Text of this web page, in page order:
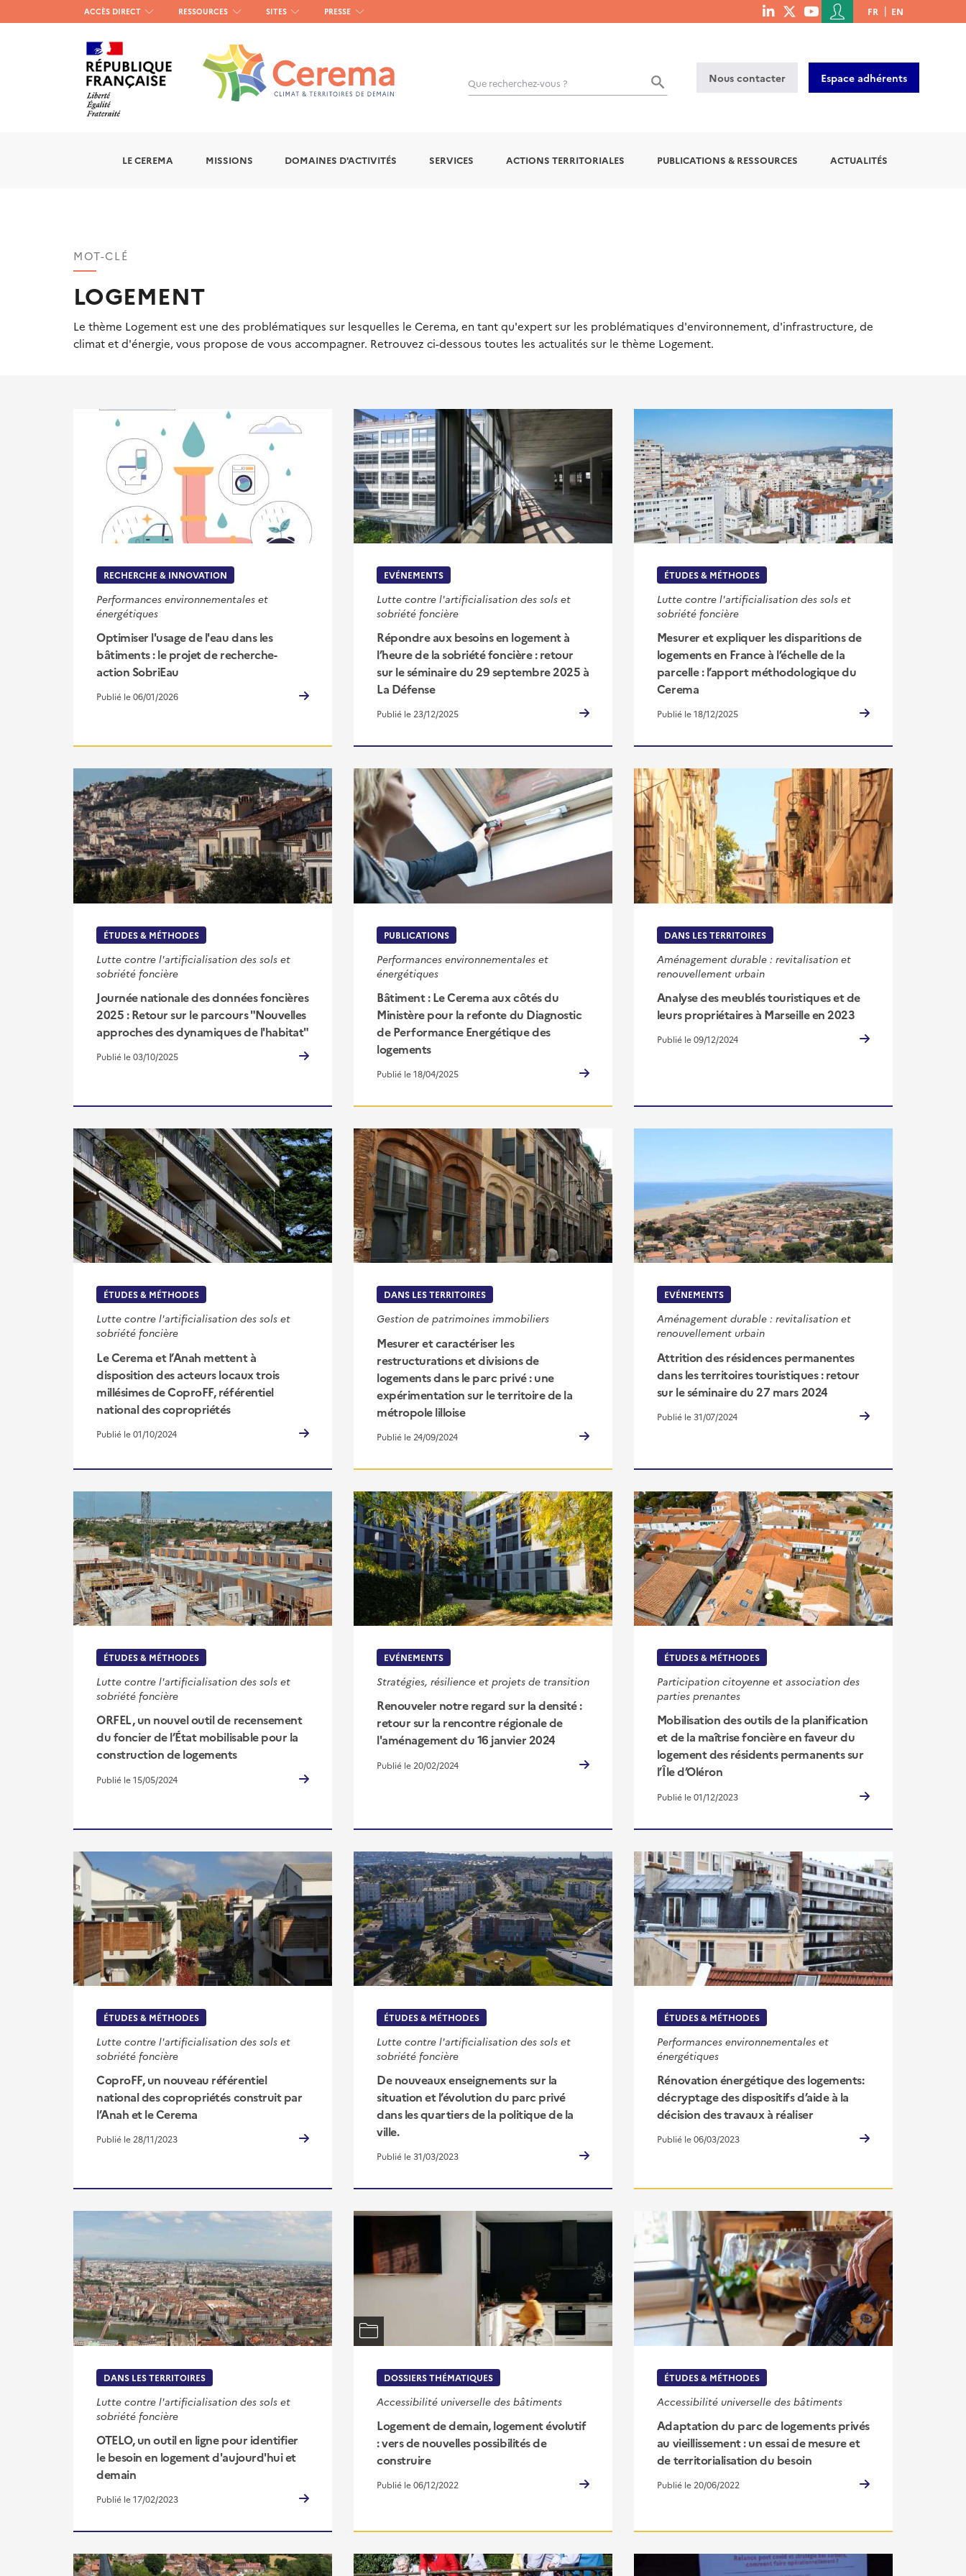
Menu
haut
gauche
ACCÈS DIRECT RESSOURCES SITES PRESSE
menu
Menu
du
de
l'utilisateur
FR EN
Que recherchez-vous ? Nous contacter Espace adhérents
LE CEREMA MISSIONS DOMAINES D'ACTIVITÉS SERVICES ACTIONS TERRITORIALES PUBLICATIONS & RESSOURCES ACTUALITÉS
MOT-CLÉ
LOGEMENT
Le thème Logement est une des problématiques sur lesquelles le Cerema, en tant qu'expert sur les problématiques d'environnement, d'infrastructure, de
climat et d'énergie, vous propose de vous accompagner. Retrouvez ci-dessous toutes les actualités sur le thème Logement.
RECHERCHE & INNOVATION
Performances environnementales et
énergétiques
Optimiser l'usage de l'eau dans les
bâtiments : le projet de recherche-
action SobriEau
Publié le 06/01/2026
EVÉNEMENTS
Lutte contre l'artificialisation des sols et
sobriété foncière
Répondre aux besoins en logement à
l’heure de la sobriété foncière : retour
sur le séminaire du 29 septembre 2025 à
La Défense
Publié le 23/12/2025
ÉTUDES & MÉTHODES
Lutte contre l'artificialisation des sols et
sobriété foncière
Mesurer et expliquer les disparitions de
logements en France à l’échelle de la
parcelle : l’apport méthodologique du
Cerema
Publié le 18/12/2025
ÉTUDES & MÉTHODES
Lutte contre l'artificialisation des sols et
sobriété foncière
Journée nationale des données foncières
2025 : Retour sur le parcours "Nouvelles
approches des dynamiques de l'habitat"
Publié le 03/10/2025
PUBLICATIONS
Performances environnementales et
énergétiques
Bâtiment : Le Cerema aux côtés du
Ministère pour la refonte du Diagnostic
de Performance Energétique des
logements
Publié le 18/04/2025
DANS LES TERRITOIRES
Aménagement durable : revitalisation et
renouvellement urbain
Analyse des meublés touristiques et de
leurs propriétaires à Marseille en 2023
Publié le 09/12/2024
ÉTUDES & MÉTHODES
Lutte contre l'artificialisation des sols et
sobriété foncière
Le Cerema et l’Anah mettent à
disposition des acteurs locaux trois
millésimes de CoproFF, référentiel
national des copropriétés
Publié le 01/10/2024
DANS LES TERRITOIRES
Gestion de patrimoines immobiliers
Mesurer et caractériser les
restructurations et divisions de
logements dans le parc privé : une
expérimentation sur le territoire de la
métropole lilloise
Publié le 24/09/2024
EVÉNEMENTS
Aménagement durable : revitalisation et
renouvellement urbain
Attrition des résidences permanentes
dans les territoires touristiques : retour
sur le séminaire du 27 mars 2024
Publié le 31/07/2024
ÉTUDES & MÉTHODES
Lutte contre l'artificialisation des sols et
sobriété foncière
ORFEL, un nouvel outil de recensement
du foncier de l’État mobilisable pour la
construction de logements
Publié le 15/05/2024
EVÉNEMENTS
Stratégies, résilience et projets de transition
Renouveler notre regard sur la densité :
retour sur la rencontre régionale de
l'aménagement du 16 janvier 2024
Publié le 20/02/2024
ÉTUDES & MÉTHODES
Participation citoyenne et association des
parties prenantes
Mobilisation des outils de la planification
et de la maîtrise foncière en faveur du
logement des résidents permanents sur
l’Île d’Oléron
Publié le 01/12/2023
ÉTUDES & MÉTHODES
Lutte contre l'artificialisation des sols et
sobriété foncière
CoproFF, un nouveau référentiel
national des copropriétés construit par
l’Anah et le Cerema
Publié le 28/11/2023
ÉTUDES & MÉTHODES
Lutte contre l'artificialisation des sols et
sobriété foncière
De nouveaux enseignements sur la
situation et l’évolution du parc privé
dans les quartiers de la politique de la
ville.
Publié le 31/03/2023
ÉTUDES & MÉTHODES
Performances environnementales et
énergétiques
Rénovation énergétique des logements:
décryptage des dispositifs d’aide à la
décision des travaux à réaliser
Publié le 06/03/2023
DANS LES TERRITOIRES
Lutte contre l'artificialisation des sols et
sobriété foncière
OTELO, un outil en ligne pour identifier
le besoin en logement d'aujourd'hui et
demain
Publié le 17/02/2023
DOSSIERS THÉMATIQUES
Accessibilité universelle des bâtiments
Logement de demain, logement évolutif
: vers de nouvelles possibilités de
construire
Publié le 06/12/2022
ÉTUDES & MÉTHODES
Accessibilité universelle des bâtiments
Adaptation du parc de logements privés
au vieillissement : un essai de mesure et
de territorialisation du besoin
Publié le 20/06/2022